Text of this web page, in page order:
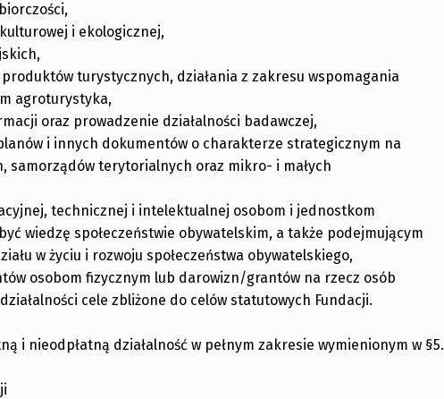
i ekologicznej,
turystycznych, działania z zakresu wspomagania
agroturystyka,
oraz prowadzenie działalności badawczej,
i innych dokumentów o charakterze strategicznym na
samorządów terytorialnych oraz mikro- i małych
technicznej i intelektualnej osobom i jednostkom
wiedzę społeczeństwie obywatelskim, a także podejmującym
w życiu i rozwoju społeczeństwa obywatelskiego,
osobom fizycznym lub darowizn/grantów na rzecz osób
cele zbliżone do celów statutowych Fundacji.
i nieodpłatną działalność w pełnym zakresie wymienionym w §5.